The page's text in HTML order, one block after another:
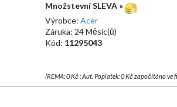
Množstevní SLEVA »
Výrobce: Acer
Záruka: 24 Měsíc(ů)
Kód: 11295043
(REMA: 0 Kč ; Aut. Poplatek: 0 Kč započítáno